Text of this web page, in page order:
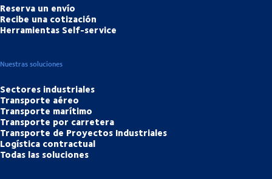
Reserva un envío
Recibe una cotización
Herramientas Self-service
Nuestras soluciones
Sectores industriales
Transporte aéreo
Transporte marítimo
Transporte por carretera
Transporte de Proyectos Industriales
Logística contractual
Todas las soluciones